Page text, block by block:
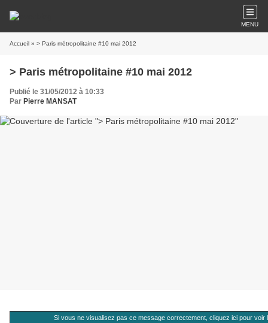
MENU
Accueil » > Paris métropolitaine #10 mai 2012
> Paris métropolitaine #10 mai 2012
Publié le 31/05/2012 à 10:33
Par Pierre MANSAT
Si vous ne visualisez pas ce message correctement, cliquez ici pour voir